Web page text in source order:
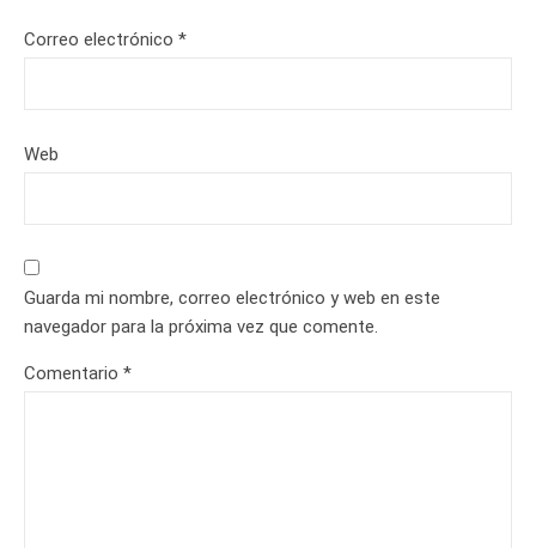
Correo electrónico *
Web
Guarda mi nombre, correo electrónico y web en este
navegador para la próxima vez que comente.
Comentario *